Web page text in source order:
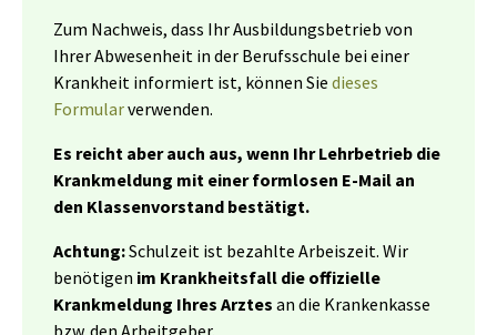
Zum Nachweis, dass Ihr Ausbildungsbetrieb von
Ihrer Abwesenheit in der Berufsschule bei einer
Krankheit informiert ist, können Sie dieses
Formularverwenden.
Es reicht aber auch aus, wenn Ihr Lehrbetrieb die
Krankmeldung mit einer formlosen E-Mail an
den Klassenvorstand bestätigt.
Achtung:Schulzeit ist bezahlte Arbeiszeit. Wir
benötigen im Krankheitsfall die offizielle
Krankmeldung Ihres Arztes an die Krankenkasse
bzw. den Arbeitgeber.